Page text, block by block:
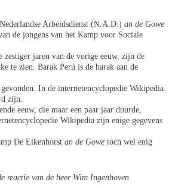
Arbeidsdienst (N.A.D.) an de Gowe
de jongens van het Kamp voor Sociale
zestiger jaren van de vorige eeuw, zijn de
te zien. Barak Perú is de barak aan de
In de internetencyclopedie Wikipedia
zijn.
eeuw, die maar een paar jaar duurde,
Wikipedia zijn enige gegevens
De Eikenhorst an de Gowe toch wel enig
reactie van de heer Wim Ingenhoven